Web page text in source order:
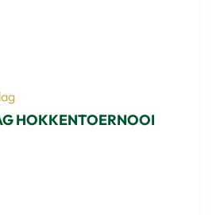
HOKKENTOERNOOI